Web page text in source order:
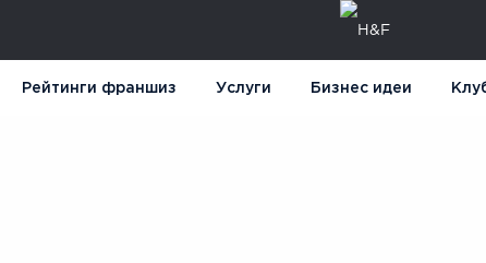
Рейтинги франшиз Услуги Бизнес идеи